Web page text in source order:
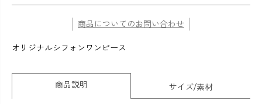
商品についてのお問い合わせ
オリジナルシフォンワンピース
商品説明 サイズ/素材